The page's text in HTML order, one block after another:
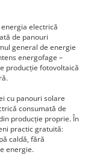
electrică
de panouri
general de energie
energofage –
producție fotovoltaică
cu panouri solare
consumată de
producție proprie. În
practic gratuită:
caldă, fără
energie.